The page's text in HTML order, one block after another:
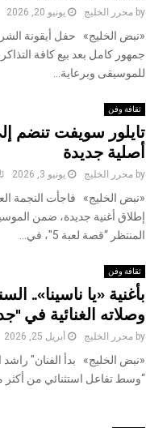
by محرر الخليج يونيو 20, 2026
«نبض الخليج» حفل أيقونة
جمهور كامل بعد بيع كافة
للموسيقى وبرعاية...
ثقافة وفن
أصلية جديدة
by محرر الخليج يونيو 3, 2026
«نبض الخليج» فاجأت النجمة
إطلاق أغنية جديدة، ضمن
المنتظر “قصة لعبة 5″، في...
ثقافة وفن
بأغنية «يا ناسينا»..
وصلاته الغنائية في
by محرر الخليج أبريل 25, 2026
«نبض الخليج» بدأ الفنان" راشد
“وسط تفاعل استثنائي من أكثر من 20 ألف